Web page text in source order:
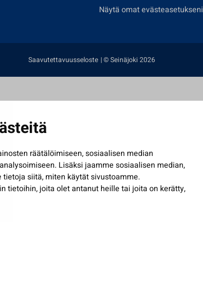
räätälöimiseen, sosiaalisen median
Lisäksi jaamme sosiaalisen median,
siitä, miten käytät sivustoamme.
tietoihin, joita olet antanut heille tai joita on kerätty,
Näytä omat evästeasetukseni
Saavutettavuusseloste | © Seinäjoki 2026